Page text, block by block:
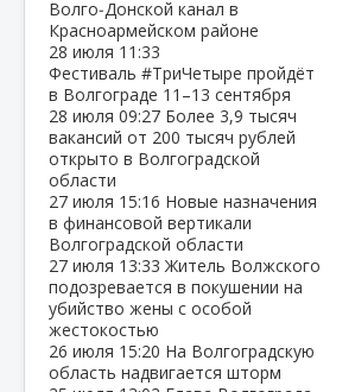
Волго‑Донской канал в
Красноармейском районе
28 июля 11:33
Фестиваль #ТриЧетыре пройдёт
в Волгограде 11–13 сентября
28 июля 09:27 Более 3,9 тысяч
вакансий от 200 тысяч рублей
открыто в Волгоградской
области
27 июля 15:16 Новые назначения
в финансовой вертикали
Волгоградской области
27 июля 13:33Житель Волжского
подозревается в покушении на
убийство жены с особой
жестокостью
26 июля 15:20 На Волгоградскую
область надвигается шторм